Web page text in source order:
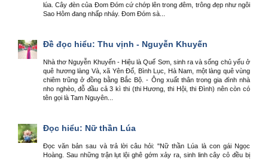
lúa. Cây đèn của Đom Đóm cứ chớp lên trong đêm, trông đẹp như ngôi
Sao Hôm đang nhấp nháy. Đom Đóm sà...
Đề đọc hiểu: Thu vịnh - Nguyễn Khuyến
Nhà thơ Nguyễn Khuyến - Hiệu là Quế Sơn, sinh ra và sống chủ yếu ở
quê hương làng Và, xã Yên Đổ, Bình Lục, Hà Nam, một làng quê vùng
chiêm trũng ở đồng bằng Bắc Bộ. - Ông xuất thân trong gia đình nhà
nho nghèo, đỗ đầu cả 3 kì thi (thi Hương, thi Hội, thi Đình) nên còn có
tên gọi là Tam Nguyên...
Đọc hiểu: Nữ thần Lúa
Đọc văn bản sau và trả lời câu hỏi: "Nữ thần Lúa là con gái Ngọc
Hoàng. Sau những trận lụt lội ghê gớm xảy ra, sinh linh cây cỏ đều bị